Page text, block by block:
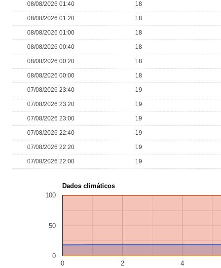
08/08/2026 01:40 18
08/08/2026 01:20 18
08/08/2026 01:00 18
08/08/2026 00:40 18
08/08/2026 00:20 18
08/08/2026 00:00 18
07/08/2026 23:40 19
07/08/2026 23:20 19
07/08/2026 23:00 19
07/08/2026 22:40 19
07/08/2026 22:20 19
07/08/2026 22:00 19
Dados climáticos
0 2 4
0
50
100